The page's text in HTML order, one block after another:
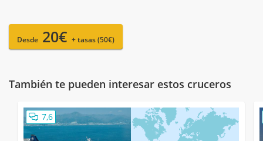
Desde 20€ + tasas (50€)
También te pueden interesar estos cruceros
7,6